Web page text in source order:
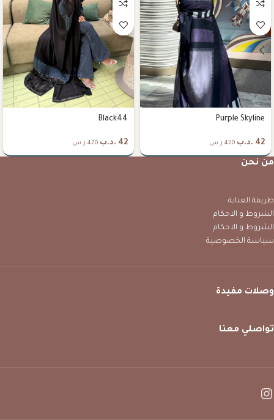
Purple Skyline
42 .د.ب 420 ر.س
Black44
42 .د.ب 420 ر.س
من نحن
طريقة العناية
الشروط و الاحكام
الشروط و الاحكام
سياسة الخصوصية
وصلات مفيدة
تواصلي معنا